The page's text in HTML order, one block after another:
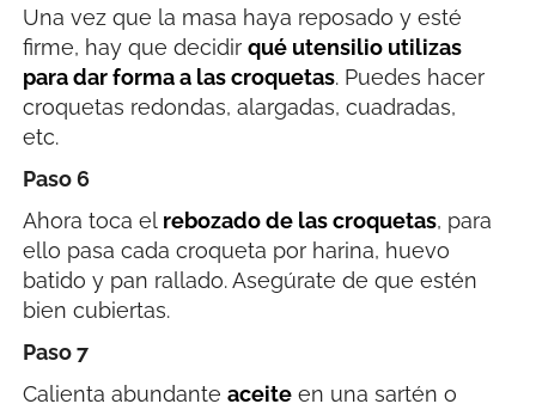
Una vez que la masa haya reposado y esté
firme, hay que decidirqué utensilio utilizas
para dar forma a las croquetas. Puedes hacer
croquetas redondas, alargadas, cuadradas,
etc.
Paso 6
Ahora toca el rebozado de las croquetas, para
ello pasa cada croqueta por harina, huevo
batido y pan rallado. Asegúrate de que estén
bien cubiertas.
Paso 7
Calienta abundanteaceite en una sartén o